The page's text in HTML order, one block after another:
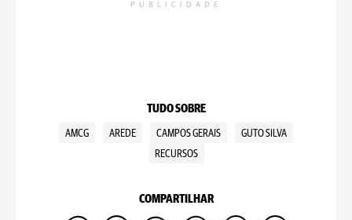
PUBLICIDADE
TUDO SOBRE
AMCG AREDE CAMPOS GERAIS
GUTO SILVA
RECURSOS
COMPARTILHAR